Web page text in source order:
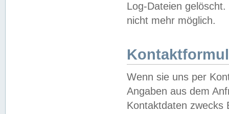
Log-Dateien
nicht mehr möglich.
Wenn sie uns per
Angaben aus dem
Kontaktdaten zwecks